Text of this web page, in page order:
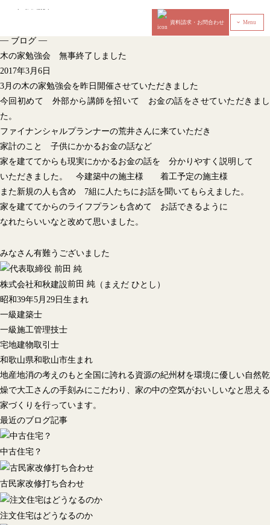
資料請求・お問合わせ ‹ Menu
— ブログ —
木の家勉強会 無事終了しました
2017年3月6日
3月の木の家勉強会を昨日開催させていただきました
今回初めて 外部から講師を招いて お金の話をさせていただきまし
た。
ファイナンシャルプランナーの荒井さんに来ていただき
家計のこと 子供にかかるお金の話など
家を建ててからも現実にかかるお金の話を 分かりやすく説明して
いただきました。 今建築中の施主様 着工予定の施主様
また新規の人も含め 7組に人たちにお話を聞いてもらえました。
家を建ててからのライフプランも含めて お話できるように
なれたらいいなと改めて思いました。
みなさん有難うございました
株式会社和秋建設前田 純 （まえだ ひとし）
昭和39年5月29日生まれ
一級建築士
一級施工管理技士
宅地建物取引士
和歌山県和歌山市生まれ
地産地消の考えのもと全国に誇れる資源の紀州材を環境に優しい自然乾
燥で大工さんの手刻みにこだわり、家の中の空気がおいしいなと思える
家づくりを行っています。
最近のブログ記事
中古住宅？
古民家改修打ち合わせ
注文住宅はどうなるのか